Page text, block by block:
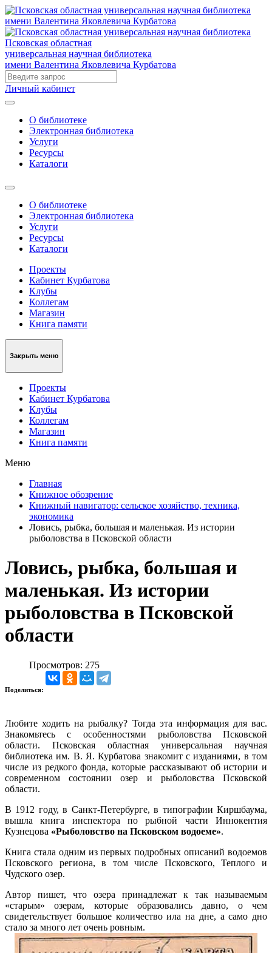
Псковская областная
универсальная научная библиотека
имени Валентина Яковлевича Курбатова
Личный кабинет
О библиотеке
Электронная библиотека
Услуги
Ресурсы
Каталоги
О библиотеке
Электронная библиотека
Услуги
Ресурсы
Каталоги
Проекты
Кабинет Курбатова
Клубы
Коллегам
Магазин
Книга памяти
Закрыть меню
Проекты
Кабинет Курбатова
Клубы
Коллегам
Магазин
Книга памяти
Меню
Главная
Книжное обозрение
Книжный навигатор: сельское хозяйство, техника,
экономика
Ловись, рыбка, большая и маленькая. Из истории
рыболовства в Псковской области
Ловись, рыбка, большая и
маленькая. Из истории
рыболовства в Псковской
области
Просмотров: 275
Поделиться:
Любите ходить на рыбалку? Тогда эта информация для вас.
Знакомьтесь с особенностями рыболовства Псковской
области. Псковская областная универсальная научная
библиотека им. В. Я. Курбатова знакомит с изданиями, в том
числе из редкого фонда, которые рассказывают об истории и
современном состоянии озер и рыболовства Псковской
области.
В 1912 году, в Санкт-Петербурге, в типографии Киршбаума,
вышла книга инспектора по рыбной части Иннокентия
Кузнецова «Рыболовство на Псковском водоеме».
Книга стала одним из первых подробных описаний водоемов
Псковского региона, в том числе Псковского, Теплого и
Чудского озер.
Автор пишет, что озера принадлежат к так называемым
«старым» озерам, которые образовались давно, о чем
свидетельствует большое количество ила на дне, а само дно
стало за много лет очень ровным.